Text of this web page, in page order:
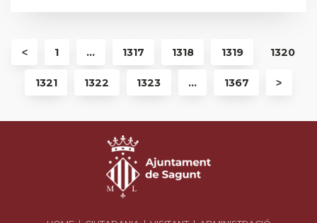
˂ 1 ... 1317 1318 1319 1320
1321 1322 1323 ... 1367 ˃